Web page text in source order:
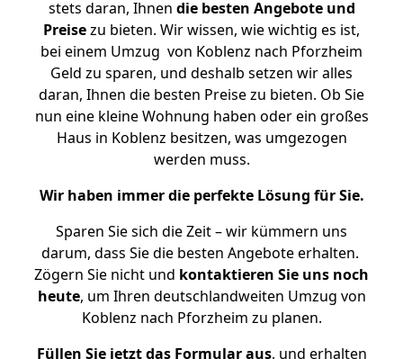
stets daran, Ihnen die besten Angebote und
Preisezu bieten. Wir wissen, wie wichtig es ist,
bei einem Umzug von Koblenz nach Pforzheim
Geld zu sparen, und deshalb setzen wir alles
daran, Ihnen die besten Preise zu bieten. Ob Sie
nun eine kleine Wohnung haben oder ein großes
Haus in Koblenz besitzen, was umgezogen
werden muss.
Wir haben immer die perfekte Lösung für Sie.
Sparen Sie sich die Zeit – wir kümmern uns
darum, dass Sie die besten Angebote erhalten.
Zögern Sie nicht und kontaktieren Sie uns noch
heute, um Ihren deutschlandweiten Umzug von
Koblenz nach Pforzheim zu planen.
Füllen Sie jetzt das Formular aus, und erhalten